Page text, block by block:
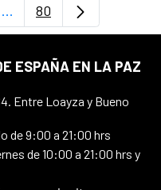
...Páginas intermedias
Página
80
ESPAÑA EN LA PAZ
Entre Loayza y Bueno
de 9:00 a 21:00 hrs
de 10:00 a 21:00 hrs y